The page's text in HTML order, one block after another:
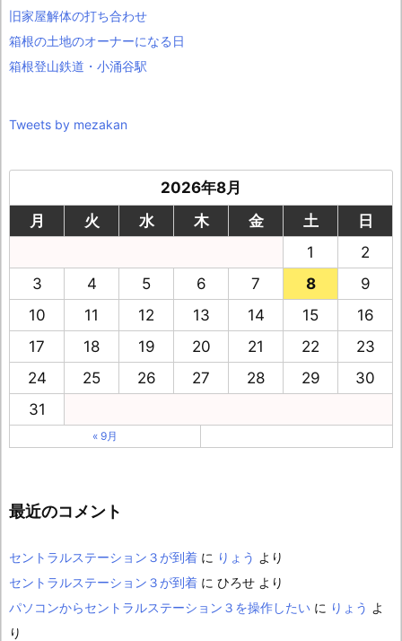
旧家屋解体の打ち合わせ
箱根の土地のオーナーになる日
箱根登山鉄道・小涌谷駅
Tweets by mezakan
2026年8月
月
火 水 木 金 土
日
1
2
3
4 5 6 7 8
9
10
11 12 13 14 15
16
17
18 19 20 21 22
23
24
25 26 27 28 29
30
31
« 9月
最近のコメント
セントラルステーション３が到着 に りょう より
セントラルステーション３が到着 に ひろせ より
パソコンからセントラルステーション３を操作したい に りょう よ
り